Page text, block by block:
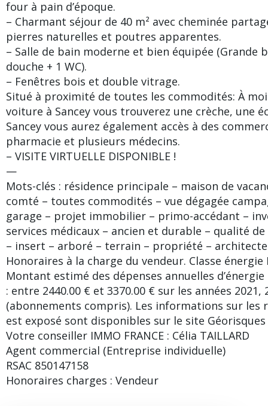
four à pain d’époque.
– Charmant séjour de 40 m² avec cheminée
pierres naturelles et poutres apparentes.
– Salle de bain moderne et bien équipée (Grande
douche + 1 WC).
– Fenêtres bois et double vitrage.
Situé à proximité de toutes les commodités: À
voiture à Sancey vous trouverez une crèche, une
Sancey vous aurez également accès à des
pharmacie et plusieurs médecins.
– VISITE VIRTUELLE DISPONIBLE !
—
Mots-clés : résidence principale – maison de
comté – toutes commodités – vue dégagée
garage – projet immobilier – primo-accédant –
services médicaux – ancien et durable – qualité
– insert – arboré – terrain – propriété – architecte
Honoraires à la charge du vendeur. Classe énergie
Montant estimé des dépenses annuelles
: entre 2440.00 € et 3370.00 € sur les années 2021,
(abonnements compris). Les informations sur les
est exposé sont disponibles sur le site
Votre conseiller IMMO FRANCE : Célia TAILLARD
Agent commercial (Entreprise individuelle)
RSAC 850147158
Honoraires charges : Vendeur